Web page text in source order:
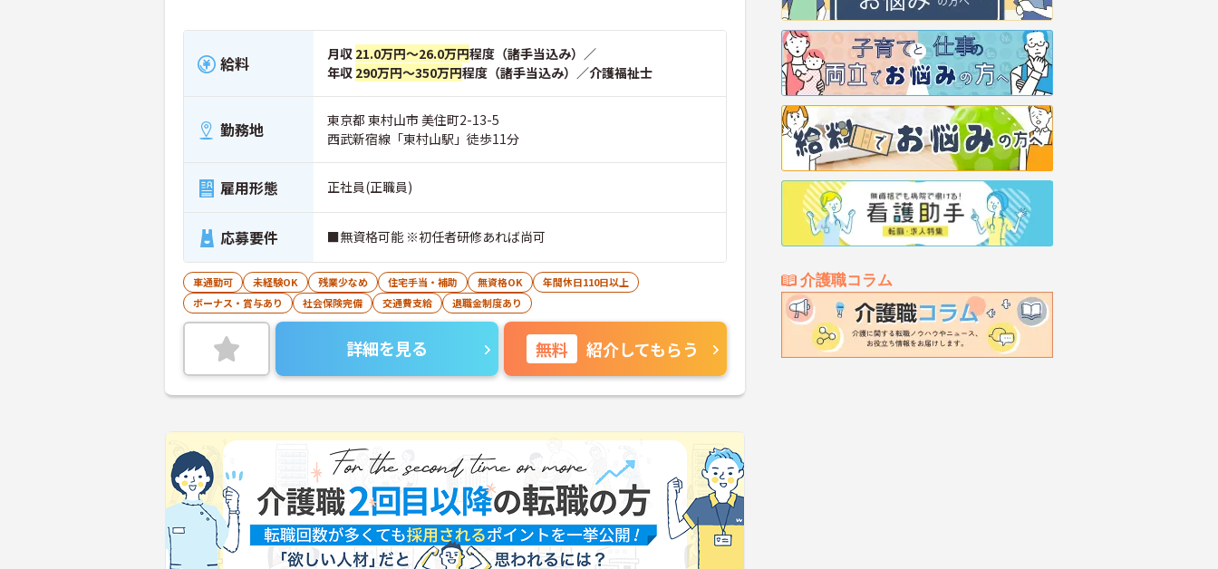
介護職コラム
給料 月収 21.0万円～26.0万円程度（諸手当込み）／
年収 290万円～350万円程度（諸手当込み）／介護福祉士
勤務地
東京都 東村山市 美住町2-13-5
西武新宿線「東村山駅」徒歩11分
雇用形態 正社員(正職員)
応募要件 ■無資格可能 ※初任者研修あれば尚可
車通勤可 未経験OK 残業少なめ 住宅手当・補助 無資格OK
年間休日110日以上
ボーナス・賞与あり
社会保険完備 交通費支給 退職金制度あり
詳細を見る 無料 紹介してもらう